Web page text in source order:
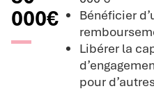
000€
Bénéficier
Libérer la
pour